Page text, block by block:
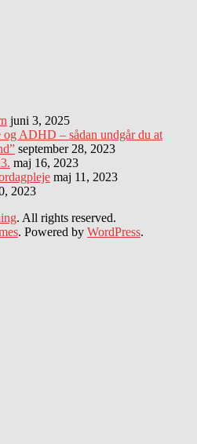
juni 3, 2025
ADHD – sådan undgår du at
september 28, 2023
maj 16, 2023
maj 11, 2023
2023
. All rights reserved.
. Powered by WordPress.